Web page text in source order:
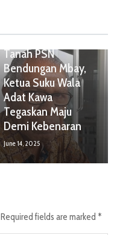
Tanah PSN
Bendungan Mbay,
Ketua Suku Wala
Adat Kawa
Tegaskan Maju
Demi Kebenaran
June 14, 2025
Required fields are marked *